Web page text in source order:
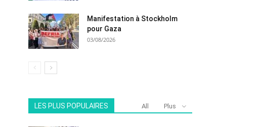
Manifestation à Stockholm
pour Gaza
03/08/2026
LES PLUS POPULAIRES All Plus